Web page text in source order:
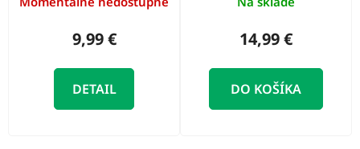
9,99 €
DETAIL
14,99 €
DO KOŠÍKA